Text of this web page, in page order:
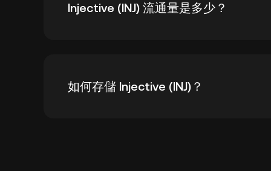
Injective (INJ) 流通量是多少？
如何存儲 Injective (INJ)？